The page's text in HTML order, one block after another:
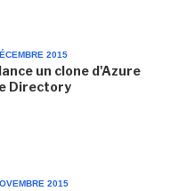
2015
un clone d'Azure
Directory
2015